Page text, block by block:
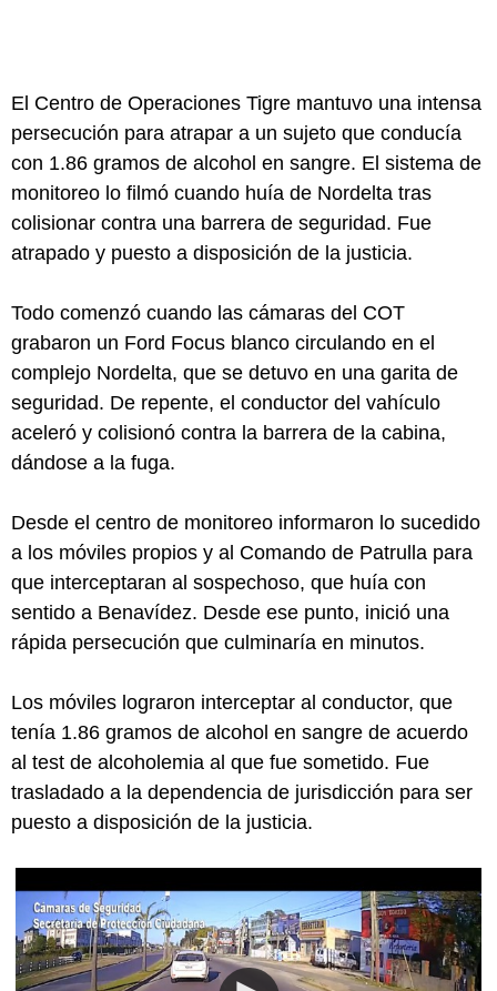
El Centro de Operaciones Tigre mantuvo una intensa
persecución para atrapar a un sujeto que conducía
con 1.86 gramos de alcohol en sangre. El sistema de
monitoreo lo filmó cuando huía de Nordelta tras
colisionar contra una barrera de seguridad. Fue
atrapado y puesto a disposición de la justicia.
Todo comenzó cuando las cámaras del COT
grabaron un Ford Focus blanco circulando en el
complejo Nordelta, que se detuvo en una garita de
seguridad. De repente, el conductor del vahículo
aceleró y colisionó contra la barrera de la cabina,
dándose a la fuga.
Desde el centro de monitoreo informaron lo sucedido
a los móviles propios y al Comando de Patrulla para
que interceptaran al sospechoso, que huía con
sentido a Benavídez. Desde ese punto, inició una
rápida persecución que culminaría en minutos.
Los móviles lograron interceptar al conductor, que
tenía 1.86 gramos de alcohol en sangre de acuerdo
al test de alcoholemia al que fue sometido. Fue
trasladado a la dependencia de jurisdicción para ser
puesto a disposición de la justicia.